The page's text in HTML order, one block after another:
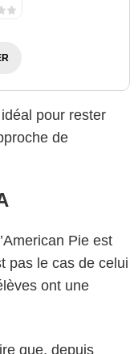
pour rester
de
Pie est
pas le cas de celui
ont une
que, depuis